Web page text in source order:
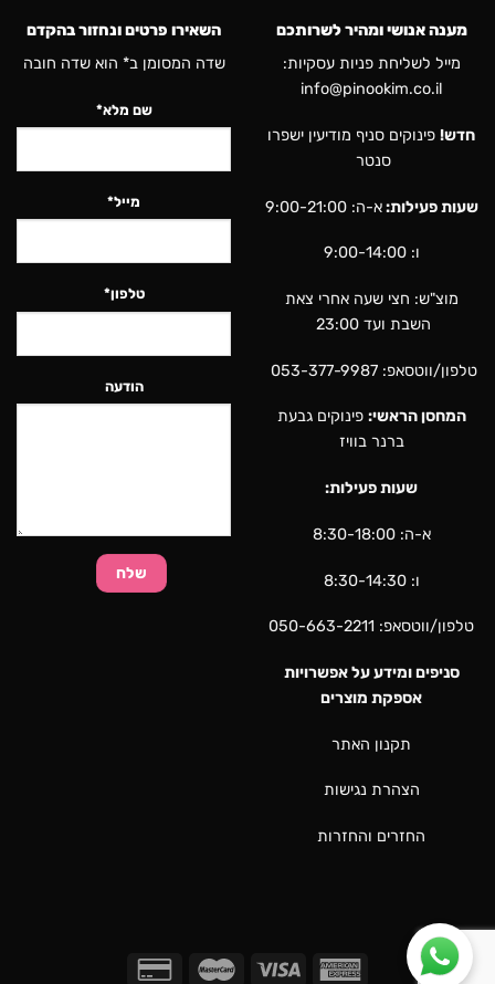
מענה אנושי ומהיר לשרותכם
מייל לשליחת פניות עסקיות:
info@pinookim.co.il
חדש! פינוקים סניף מודיעין ישפרו
סנטר
שעות פעילות:א-ה: 9:00-21:00
ו: 9:00-14:00
מוצ"ש: חצי שעה אחרי צאת
השבת ועד 23:00
טלפון/ווטסאפ:053-377-9987
המחסן הראשי: פינוקים גבעת
ברנר בוויז
שעות פעילות:
א-ה: 8:30-18:00
ו: 8:30-14:30
טלפון/ווטסאפ: 050-663-2211
סניפים ומידע על אפשרויות
אספקת מוצרים
תקנון האתר
הצהרת נגישות
החזרים והחזרות
השאירו פרטים ונחזור בהקדם
שדה המסומן ב* הוא שדה חובה
שם מלא*
מייל*
טלפון*
הודעה